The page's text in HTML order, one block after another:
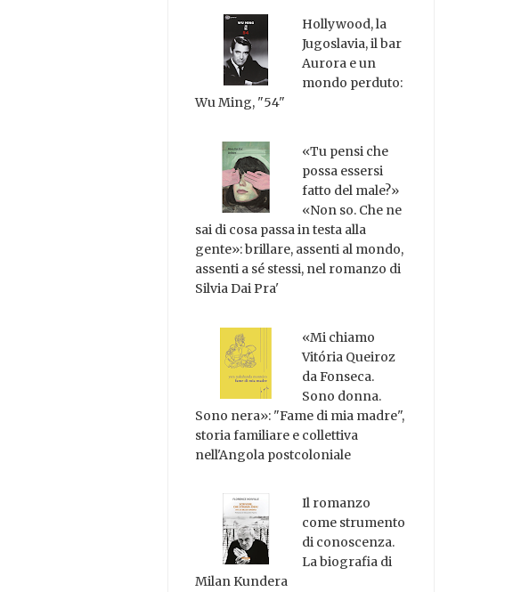
Hollywood, la
Jugoslavia, il bar
Aurora e un
mondo perduto:
Wu Ming, "54"
«Tu pensi che
possa essersi
fatto del male?»
«Non so. Che ne
sai di cosa passa in testa alla
gente»: brillare, assenti al mondo,
assenti a sé stessi, nel romanzo di
Silvia Dai Pra'
«Mi chiamo
Vitória Queiroz
da Fonseca.
Sono donna.
Sono nera»: "Fame di mia madre",
storia familiare e collettiva
nell'Angola postcoloniale
Il romanzo
come strumento
di conoscenza.
La biografia di
Milan Kundera